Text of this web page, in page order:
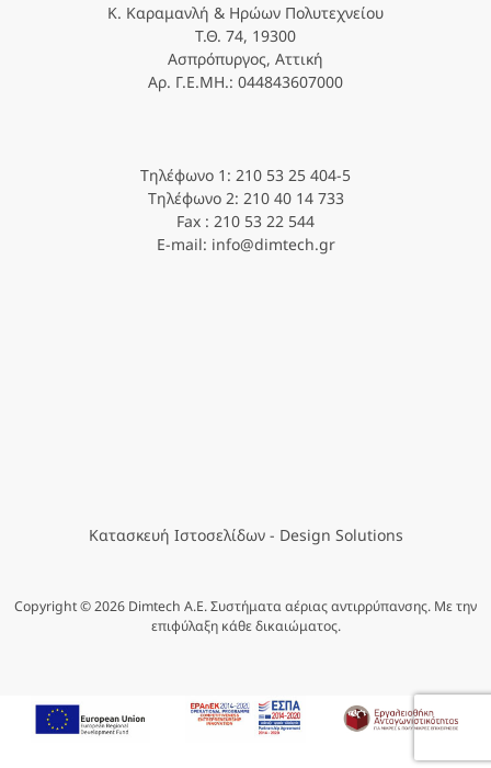
Κ. Καραμανλή & Ηρώων Πολυτεχνείου
Τ.Θ. 74, 19300
Ασπρόπυργος, Αττική
Αρ. Γ.Ε.ΜΗ.: 044843607000
Τηλέφωνο 1: 210 53 25 404-5
Τηλέφωνο 2: 210 40 14 733
Fax : 210 53 22 544
E-mail: info@dimtech.gr
Κατασκευή Ιστοσελίδων- Design Solutions
Copyright © 2026 Dimtech A.E. Συστήματα αέριας αντιρρύπανσης. Με την
επιφύλαξη κάθε δικαιώματος.